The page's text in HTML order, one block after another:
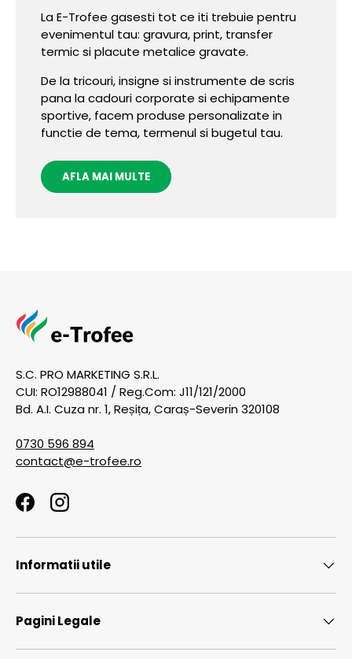
La E-Trofee gasesti tot ce iti trebuie pentru
evenimentul tau: gravura, print, transfer
termic si placute metalice gravate.
De la tricouri, insigne si instrumente de scris
pana la cadouri corporate si echipamente
sportive, facem produse personalizate in
functie de tema, termenul si bugetul tau.
AFLA MAI MULTE
S.C. PRO MARKETING S.R.L.
CUI: RO12988041 / Reg.Com: J11/121/2000
Bd. A.I. Cuza nr. 1, Reșița, Caraș-Severin 320108
0730 596 894
contact@e-trofee.ro
FacebookInstagram
Informatii utile
Pagini Legale